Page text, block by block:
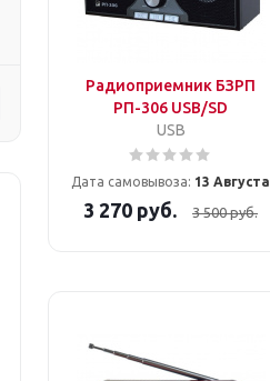
Радиоприемник БЗРП
РП-306 USB/SD
USB
Дата самовывоза: 13 Августа
3 270 руб. 3 500руб.